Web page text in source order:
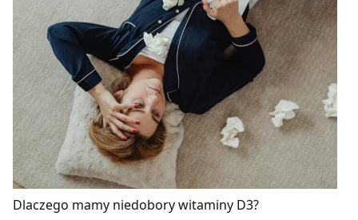
Dlaczego mamy niedobory witaminy D3?